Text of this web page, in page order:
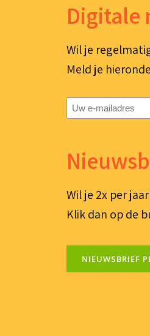
Digitale
Wil je
Meld je
E-
mailadres(Vereist)
Wil je 2x per
Klik dan op de
NIEUWSBRIEF